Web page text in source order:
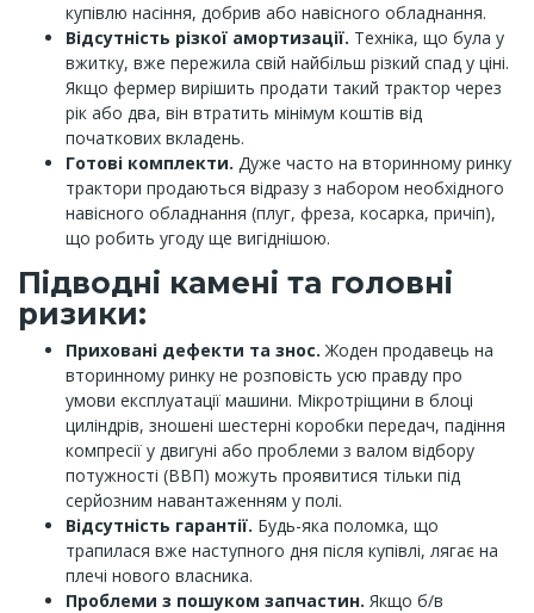
купівлю насіння, добрив або навісного обладнання.
Відсутність різкої амортизації. Техніка, що була у
вжитку, вже пережила свій найбільш різкий спад у ціні.
Якщо фермер вирішить продати такий трактор через
рік або два, він втратить мінімум коштів від
початкових вкладень.
Готові комплекти. Дуже часто на вторинному ринку
трактори продаються відразу з набором необхідного
навісного обладнання (плуг, фреза, косарка, причіп),
що робить угоду ще вигіднішою.
Підводні камені та головні
ризики:
Приховані дефекти та знос. Жоден продавець на
вторинному ринку не розповість усю правду про
умови експлуатації машини. Мікротріщини в блоці
циліндрів, зношені шестерні коробки передач, падіння
компресії у двигуні або проблеми з валом відбору
потужності (ВВП) можуть проявитися тільки під
серйозним навантаженням у полі.
Відсутність гарантії. Будь-яка поломка, що
трапилася вже наступного дня після купівлі, лягає на
плечі нового власника.
Проблеми з пошуком запчастин. Якщо б/в